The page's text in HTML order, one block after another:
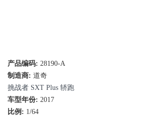
产品编码: 28190-A
制造商: 道奇
挑战者 SXT Plus 轿跑
车型年份: 2017
比例: 1/64